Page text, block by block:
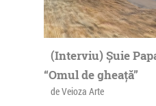
(Interviu) Șuie
“Omul de gheață”
de Veioza Arte